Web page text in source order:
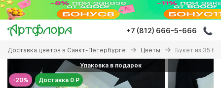
Перейти
основному
содержанию
+7 (812) 666-5-666
Вы
здесь
Доставка цветов в Санкт-Петербурге Цветы Букет из 35
-20%
Упаковка в подарок
Доставка 0 Р